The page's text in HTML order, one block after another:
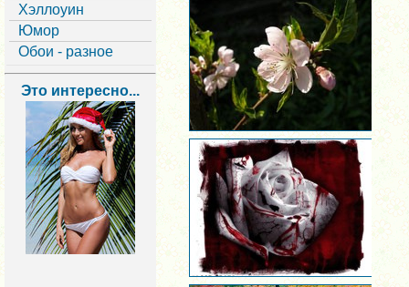
Хэллоуин
Юмор
Обои - разное
Это интересно...